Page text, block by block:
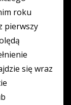
roku
pierwszy
się wraz